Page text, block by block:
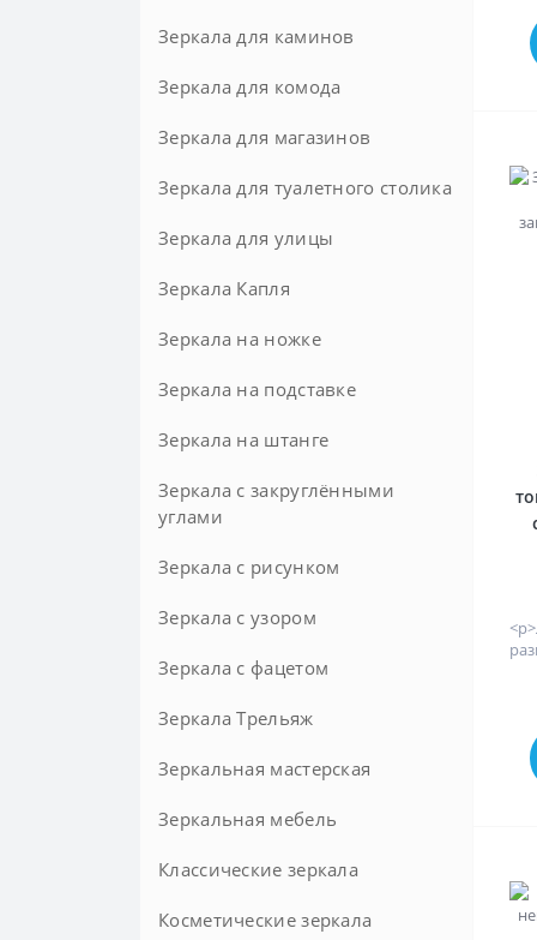
Зеркала для каминов
Зеркала для комода
Зеркала для магазинов
Зеркала для туалетного столика
Зеркала для улицы
Зеркала Капля
Зеркала на ножке
Напольные
Настольные
Зеркала на подставке
Зеркала на штанге
Зеркала с закруглёнными
углами
Зеркала с рисунком
Зеркала с узором
Зеркала с фацетом
Круглые с фацетом
Зеркала Трельяж
Зеркальная мастерская
Зеркала на заказ
Зеркальная мебель
Классические зеркала
Косметические зеркала